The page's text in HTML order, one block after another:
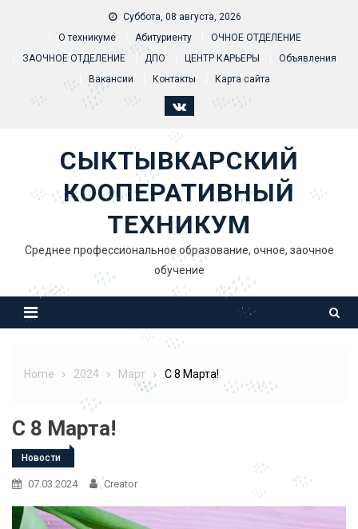
Суббота, 08 августа, 2026
О техникуме
Абитуриенту
ОЧНОЕ ОТДЕЛЕНИЕ
ЗАОЧНОЕ ОТДЕЛЕНИЕ
ДПО ЦЕНТР КАРЬЕРЫ
Объявления
Вакансии
Контакты Карта сайта
СЫКТЫВКАРСКИЙ
КООПЕРАТИВНЫЙ
ТЕХНИКУМ
Среднее профессиональное образование, очное, заочное
обучение
Home 2024 Март C 8 Марта!
C 8 Марта!
Новости
07.03.2024 Creator